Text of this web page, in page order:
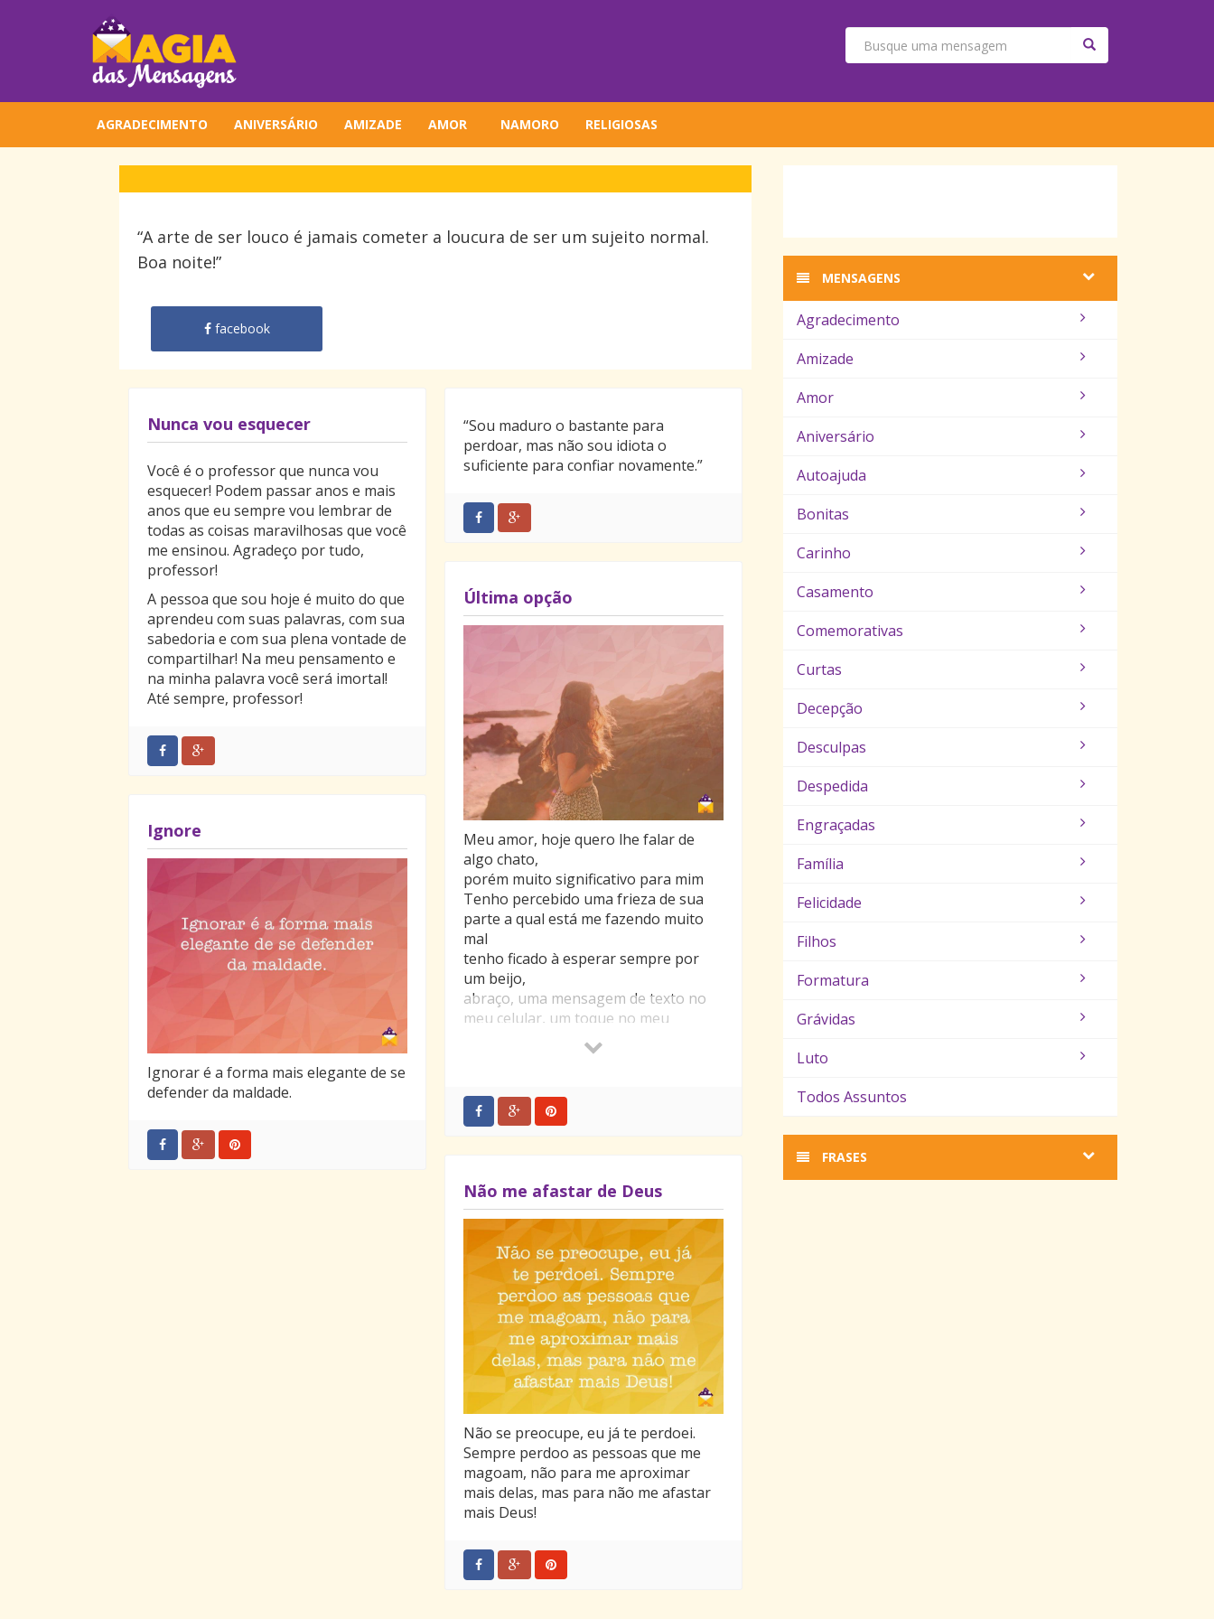
AGRADECIMENTO ANIVERSÁRIO AMIZADE AMOR NAMORO RELIGIOSAS
“A arte de ser louco é jamais cometer a loucura de ser um sujeito normal.
Boa noite!”
facebook
Nunca vou esquecer
Você é o professor que nunca vou
esquecer! Podem passar anos e mais
anos que eu sempre vou lembrar de
todas as coisas maravilhosas que você
me ensinou. Agradeço por tudo,
professor!
A pessoa que sou hoje é muito do que
aprendeu com suas palavras, com sua
sabedoria e com sua plena vontade de
compartilhar! Na meu pensamento e
na minha palavra você será imortal!
Até sempre, professor!
“Sou maduro o bastante para
perdoar, mas não sou idiota o
suficiente para confiar novamente.”
Última opção
Meu amor, hoje quero lhe falar de
algo chato,
porém muito significativo para mim
Tenho percebido uma frieza de sua
parte a qual está me fazendo muito
mal
tenho ficado à esperar sempre por
um beijo,
abraço, uma mensagem de texto no
meu celular, um toque no meu
telefone, uma atenção qualquer
Mas tenho percebido que tenho
e sendo assim, não tem como nosso
relacionamento progredir
dizer que prefiro romper
estando com você
Mas como sou uma pessoa feita de
carne e osso,
prefiro neste momento romper nosso
relacionamento
para ir em busca de alguém que possa
me dar a atenção que tanto deseja
minha alma.
Ignore
Ignorar é a forma mais elegante de se
defender da maldade.
Não me afastar de Deus
Não se preocupe, eu já te perdoei.
Sempre perdoo as pessoas que me
magoam, não para me aproximar
mais delas, mas para não me afastar
mais Deus!
MENSAGENS
Agradecimento
Amizade
Amor
Aniversário
Autoajuda
Bonitas
Carinho
Casamento
Comemorativas
Curtas
Decepção
Desculpas
Despedida
Engraçadas
Família
Felicidade
Filhos
Formatura
Grávidas
Luto
Todos Assuntos
FRASES